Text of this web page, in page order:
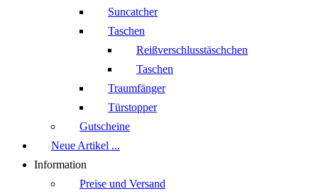
Suncatcher
Taschen
Reißverschlusstäschchen
Taschen
Traumfänger
Türstopper
Gutscheine
Neue Artikel ...
Information
Preise und Versand